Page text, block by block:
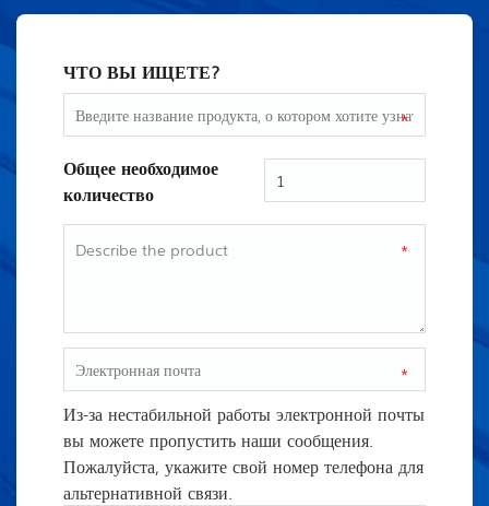
ЧТО ВЫ ИЩЕТЕ?
*
Общее необходимое
количество
*
*
Из-за нестабильной работы электронной почты
вы можете пропустить наши сообщения.
Пожалуйста, укажите свой номер телефона для
альтернативной связи.